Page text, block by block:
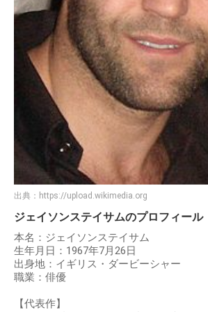
出典： https://upload.wikimedia.org
ジェイソンステイサムのプロフィール
本名：ジェイソンステイサム
生年月日：1967年7月26日
出身地：イギリス・ダービーシャー
職業：俳優
【代表作】